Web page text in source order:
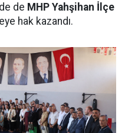
de MHP Yahşihan İlçe
hak kazandı.